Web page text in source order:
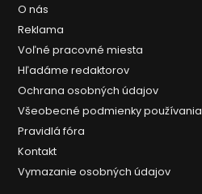
O nás
Reklama
Voľné pracovné miesta
Hľadáme redaktorov
Ochrana osobných údajov
Všeobecné podmienky používania
Pravidlá fóra
Kontakt
Vymazanie osobných údajov